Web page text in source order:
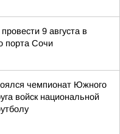
9 августа в
порта Сочи
чемпионат Южного
войск национальной